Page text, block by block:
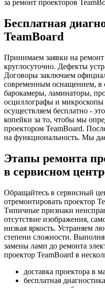
за ремонт проекторов
Бесплатная
TeamBoard
Принимаем заявки на ремонт
круглосуточно. Дефекты
Договоры заключаем
современным оснащением, в
барокамеры, ламинаторы,
осциллографы и микроскопы
осуществляем бесплатно -
копейки за то, чтобы мы
проектором TeamBoard.
на функциональность. Мы
Этапы ремонта
в сервисном
Обращайтесь в сервисный
отремонтировать проектор
Типичные признаки
отсутствие изображения,
низкая яркость. Устраняем
степени сложности.
замены ламп до ремонта
проектор TeamBoard в
доставка проектора в
бесплатная